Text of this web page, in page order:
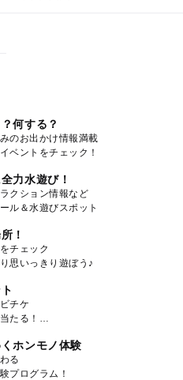
何する？
のお出かけ情報満載
ベントをチェック！
力水遊び！
クション情報など
ル＆水遊びスポット
！
チェック
思いっきり遊ぼう♪
チケ
たる！
ホンモノ体験
る
プログラム！